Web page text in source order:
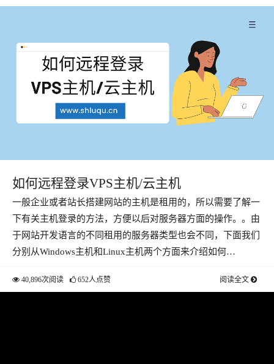
如何远程登录VPS主机/云主机
一般企业或者站长搭建网站的主机是租用的，所以需要了解一
下有关主机登录的方法，方便以后对服务器方面的操作。。由
于网站开发语言的不同租用的服务器类型也会不同，下面我们
分别从Windows主机和Linux主机两个方面来介绍如何…
40,896次阅读 652人点赞 阅读全文